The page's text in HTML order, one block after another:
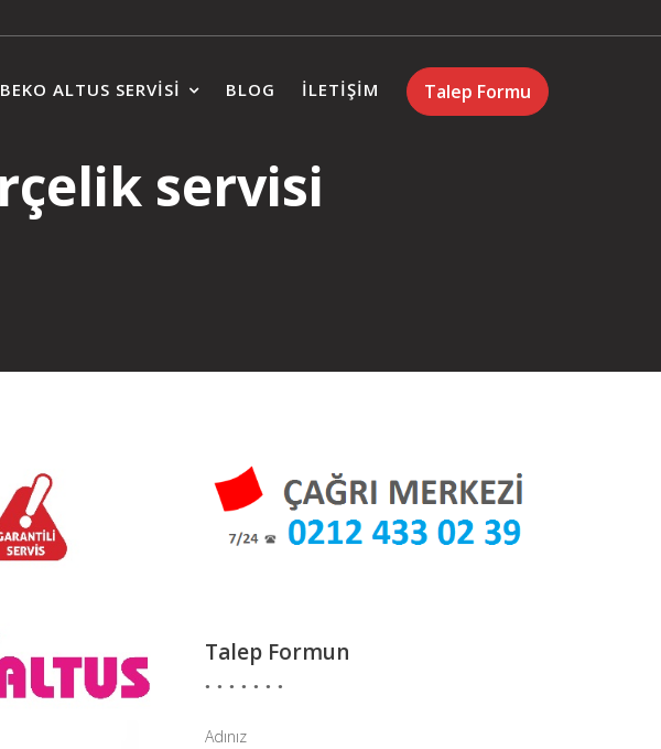
Talep Formu
ALTUS SERVISI BLOG İLETIŞIM
servisi
Talep Formun
Adınız